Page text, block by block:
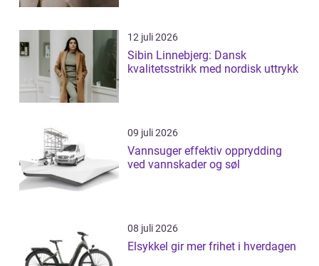
12 juli 2026
Sibin Linnebjerg: Dansk
kvalitetsstrikk med nordisk uttrykk
09 juli 2026
Vannsuger effektiv opprydding
ved vannskader og søl
08 juli 2026
Elsykkel gir mer frihet i hverdagen